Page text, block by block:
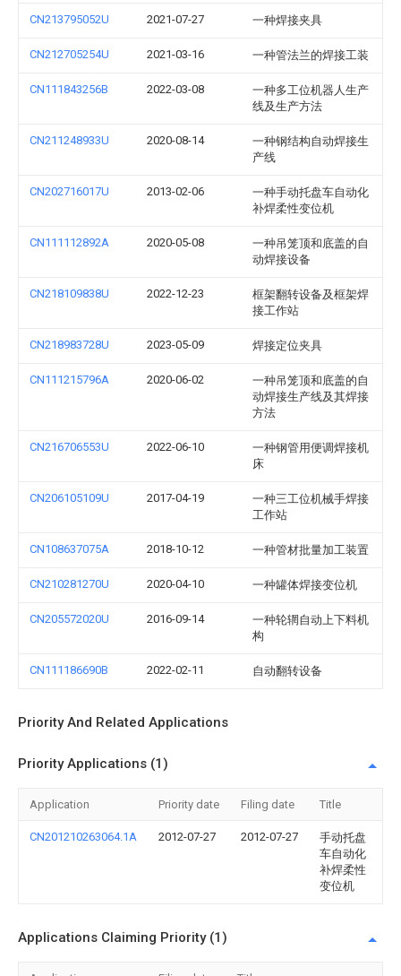
CN213795052U 2021-07-27 一种焊接夹具
CN212705254U 2021-03-16 一种管法兰的焊接工装
CN111843256B 2022-03-08
一种多工位机器人生产
线及生产方法
CN211248933U 2020-08-14
一种钢结构自动焊接生
产线
CN202716017U 2013-02-06
一种手动托盘车自动化
补焊柔性变位机
CN111112892A 2020-05-08
一种吊笼顶和底盖的自
动焊接设备
CN218109838U 2022-12-23
框架翻转设备及框架焊
接工作站
CN218983728U 2023-05-09 焊接定位夹具
CN111215796A 2020-06-02
一种吊笼顶和底盖的自
动焊接生产线及其焊接
方法
CN216706553U 2022-06-10
一种钢管用便调焊接机
床
CN206105109U 2017-04-19
一种三工位机械手焊接
工作站
CN108637075A 2018-10-12 一种管材批量加工装置
CN210281270U 2020-04-10 一种罐体焊接变位机
CN205572020U 2016-09-14
一种轮辋自动上下料机
构
CN111186690B 2022-02-11 自动翻转设备
Priority And Related Applications
Priority Applications (1)
Application Priority date Filing date Title
CN201210263064.1A 2012-07-27 2012-07-27
手动托盘
车自动化
补焊柔性
变位机
Applications Claiming Priority (1)